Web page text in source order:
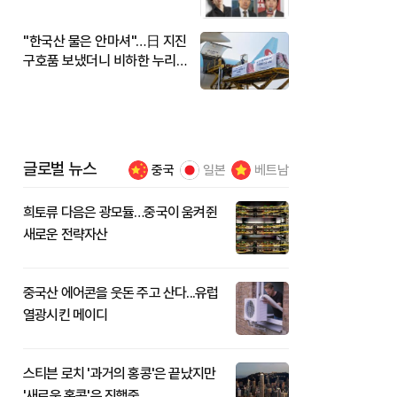
"한국산 물은 안마셔"…日 지진
구호품 보냈더니 비하한 누리
글로벌 뉴스 중국 일본 베트남
희토류 다음은 광모듈…중국이 움켜쥔
새로운 전략자산
중국산 에어콘을 웃돈 주고 산다...유럽
열광시킨 메이디
스티븐 로치 '과거의 홍콩'은 끝났지만